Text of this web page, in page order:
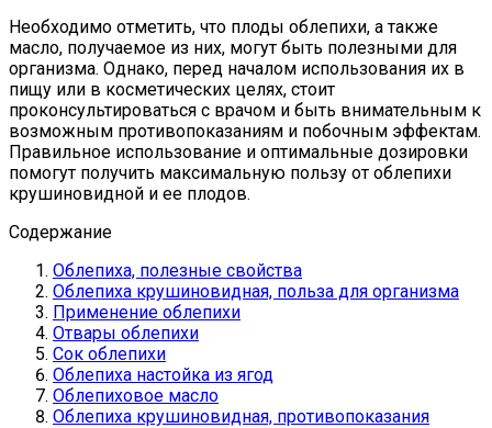
Необходимо отметить, что плоды облепихи, а также
масло, получаемое из них, могут быть полезными для
организма. Однако, перед началом использования их в
пищу или в косметических целях, стоит
проконсультироваться с врачом и быть внимательным к
возможным противопоказаниям и побочным эффектам.
Правильное использование и оптимальные дозировки
помогут получить максимальную пользу от облепихи
крушиновидной и ее плодов.
Содержание
Облепиха, полезные свойства
Облепиха крушиновидная, польза для организма
Применение облепихи
Отвары облепихи
Сок облепихи
Облепиха настойка из ягод
Облепиховое масло
Облепиха крушиновидная, противопоказания